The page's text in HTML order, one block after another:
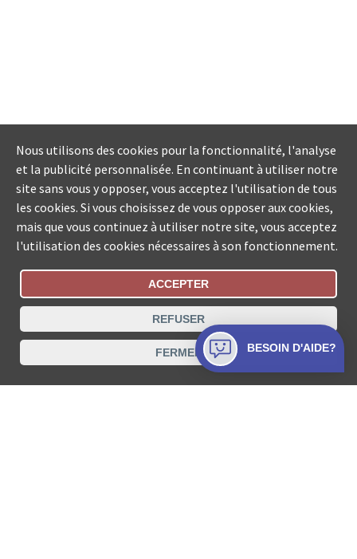
Statut De La Commande
Recherche des offices de Suisse
Protection des données Mentions légales
Conditions d’utilisation Contact
Nous utilisons des cookies pour la fonctionnalité, l'analyse
et la publicité personnalisée. En continuant à utiliser notre
site sans vous y opposer, vous acceptez l'utilisation de tous
les cookies. Si vous choisissez de vous opposer aux cookies,
mais que vous continuez à utiliser notre site, vous acceptez
l'utilisation des cookies nécessaires à son fonctionnement.
ACCEPTER
REFUSER
FERMER BESOIN D'AIDE?